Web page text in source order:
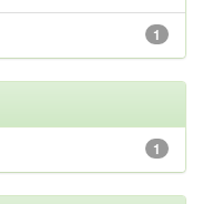
1
1